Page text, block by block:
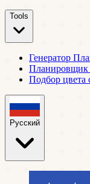
Tools
Генератор
Планировщик
Подбор цвета
Русский